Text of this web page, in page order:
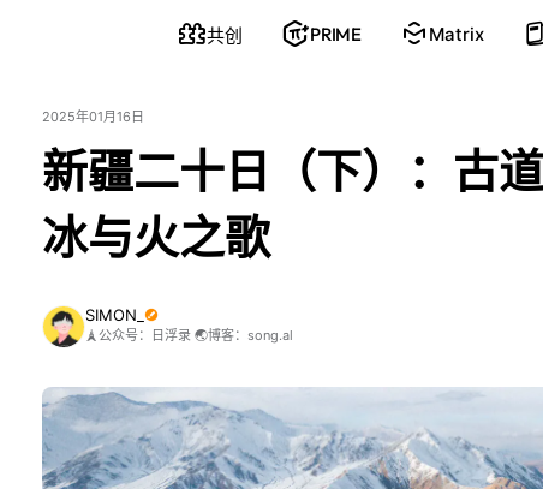
共创 PRIME Matrix
2025年01月16日
新疆二十日（下）：古
冰与火之歌
SIMON_
🗼公众号：日浮录 🌏博客：song.al